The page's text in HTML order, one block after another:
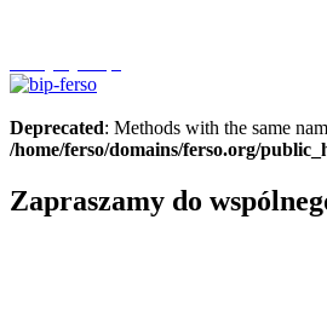
Deprecated: Methods with the same
/home/ferso/domains/ferso.org/
Zapraszamy do